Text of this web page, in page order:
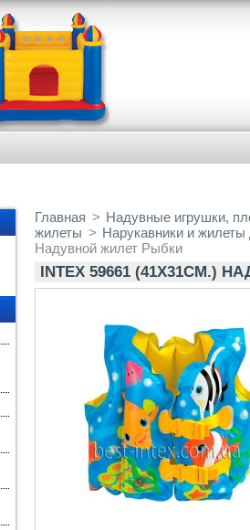
Главная > Надувные игрушки,
жилеты > Нарукавники и
Надувной жилет Рыбки
INTEX 59661 (41Х31СМ.)